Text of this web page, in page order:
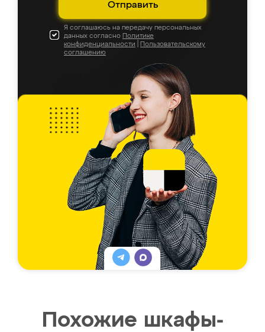
Отправить
Я соглашаюсь на передачу персональных
данных согласно Политике
конфиденциальности
Пользовательскому
соглашению
Похожие шкафы-